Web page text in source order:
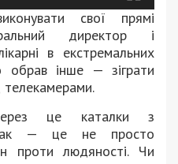
свої прямі
директор і
в екстремальних
обрав інше — зіграти
телекамерами.
це каталки з
— це не просто
проти людяності. Чи